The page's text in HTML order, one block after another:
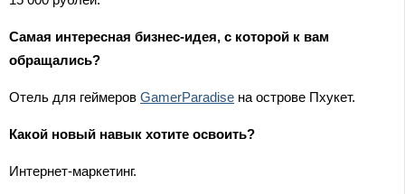
Самая интересная бизнес-идея, с которой к вам
обращались?
Отель для геймеров GamerParadise на острове Пхукет.
Какой новый навык хотите освоить?
Интернет-маркетинг.